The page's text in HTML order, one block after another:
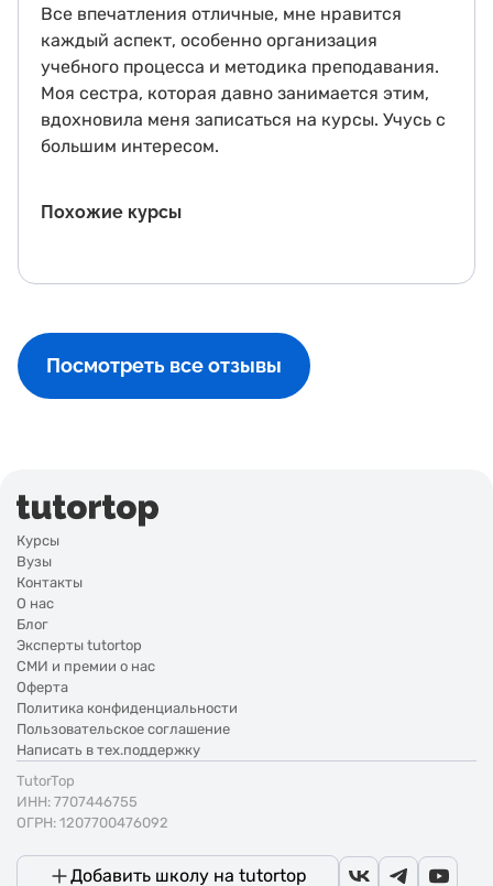
Все впечатления отличные, мне нравится
каждый аспект, особенно организация
учебного процесса и методика преподавания.
Моя сестра, которая давно занимается этим,
вдохновила меня записаться на курсы. Учусь с
большим интересом.
Похожие курсы
Посмотреть все отзывы
Курсы
Вузы
Контакты
О нас
Блог
Эксперты tutortop
СМИ и премии о нас
Оферта
Политика конфиденциальности
Пользовательское соглашение
Написать в тех.поддержку
TutorTop
ИНН: 7707446755
ОГРН: 1207700476092
Добавить школу на tutortop